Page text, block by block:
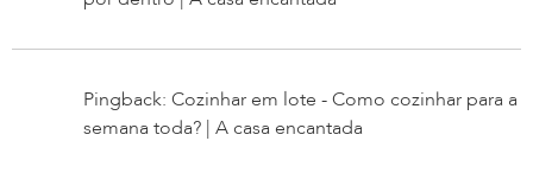
Pingback: Cozinhar em lote - Como cozinhar para a
semana toda? | A casa encantada